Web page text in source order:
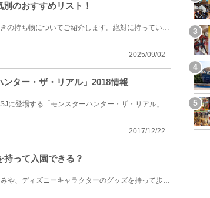
のおすすめリスト！
ユニバーサルスタジオジャパン（USJ）へ行くときの持ち物についてご紹介します。絶対に持っていくべきも...
2025/09/02
ター・ザ・リアル」2018情報
2018年1月19日(金)～6月24日(日)の期間限定でUSJに登場する「モンスターハンター・ザ・リアル」をご紹介...
2017/12/22
って入園できる？
子供はもちろん大人でも、かわいらしいぬいぐるみや、ディズニーキャラクターのグッズを持って歩ける東...